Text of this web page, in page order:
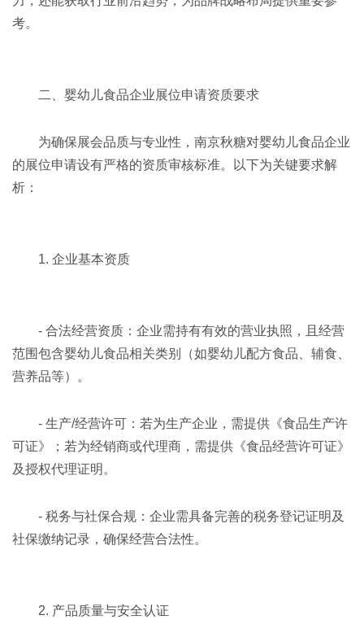
考。
二、婴幼儿食品企业展位申请资质要求
为确保展会品质与专业性，南京秋糖对婴幼儿食品企业
的展位申请设有严格的资质审核标准。以下为关键要求解
析：
1. 企业基本资质
- 合法经营资质：企业需持有有效的营业执照，且经营
范围包含婴幼儿食品相关类别（如婴幼儿配方食品、辅食、
营养品等）。
- 生产/经营许可：若为生产企业，需提供《食品生产许
可证》；若为经销商或代理商，需提供《食品经营许可证》
及授权代理证明。
- 税务与社保合规：企业需具备完善的税务登记证明及
社保缴纳记录，确保经营合法性。
2. 产品质量与安全认证